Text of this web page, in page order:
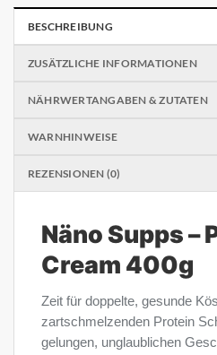
BESCHREIBUNG
ZUSÄTZLICHE INFORMATIONEN
NÄHRWERTANGABEN & ZUTATEN
WARNHINWEISE
REZENSIONEN (0)
Näno Supps –
Cream 400g
Zeit für doppelte, gesunde
zartschmelzenden Protein
gelungen, unglaublichen